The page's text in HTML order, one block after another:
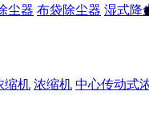
尘器 布袋除尘器 湿式降
缩机 浓缩机 中心传动式